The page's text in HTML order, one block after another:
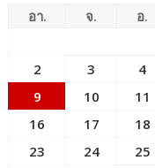
อา. จ. อ.
2
3 4
9
10 11
16
17 18
23
24 25